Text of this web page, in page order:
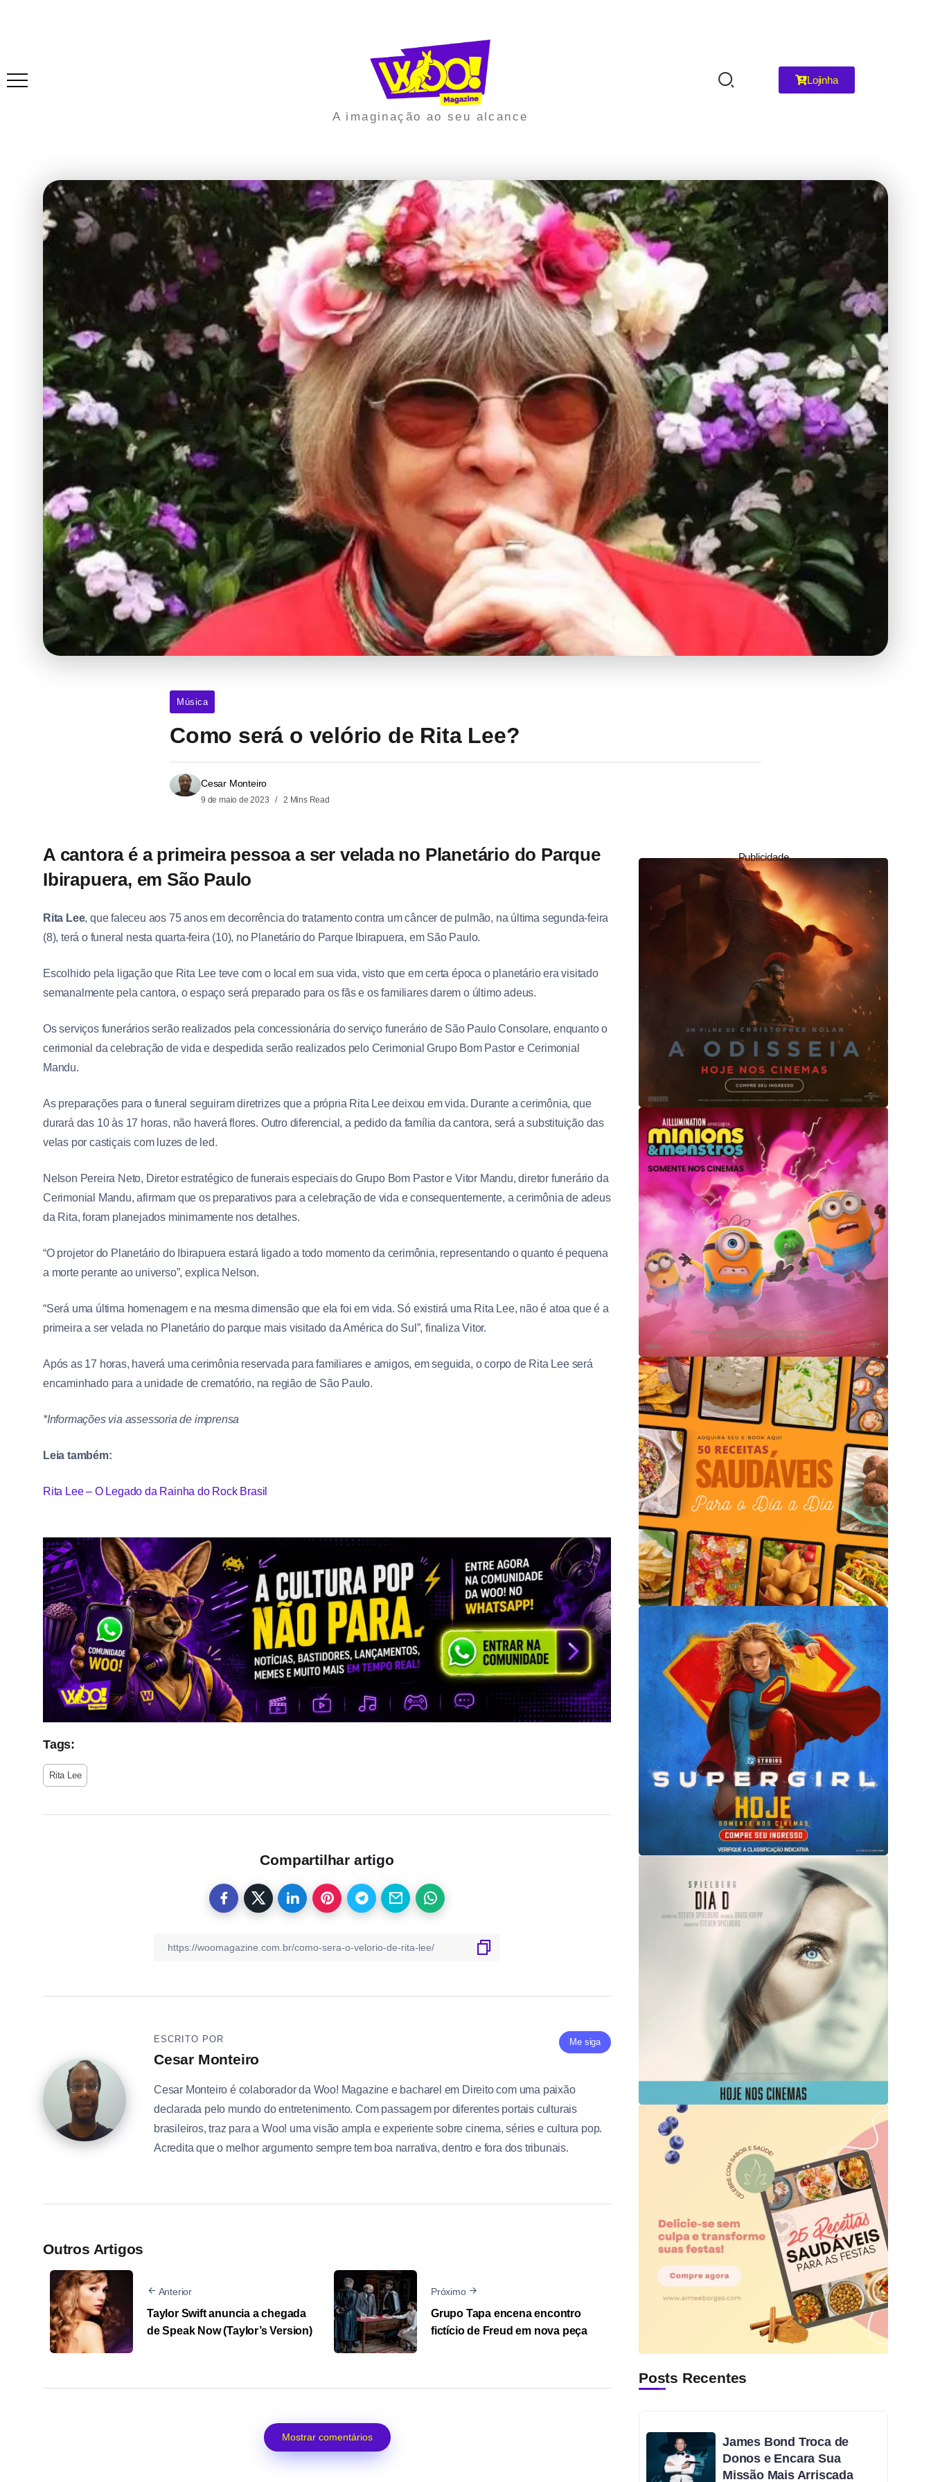
A imaginação ao seu alcance
Lojinha
Música
Como será o velório de Rita Lee?
Cesar Monteiro
9 de maio de 2023 2 Mins Read
A cantora é a primeira pessoa a ser velada no Planetário do Parque
Ibirapuera, em São Paulo
Rita Lee, que faleceu aos 75 anos em decorrência do tratamento contra um câncer de pulmão, na última segunda-feira
(8), terá o funeral nesta quarta-feira (10), no Planetário do Parque Ibirapuera, em São Paulo.
Escolhido pela ligação que Rita Lee teve com o local em sua vida, visto que em certa época o planetário era visitado
semanalmente pela cantora, o espaço será preparado para os fãs e os familiares darem o último adeus.
Os serviços funerários serão realizados pela concessionária do serviço funerário de São Paulo Consolare, enquanto o
cerimonial da celebração de vida e despedida serão realizados pelo Cerimonial Grupo Bom Pastor e Cerimonial
Mandu.
As preparações para o funeral seguiram diretrizes que a própria Rita Lee deixou em vida. Durante a cerimônia, que
durará das 10 às 17 horas, não haverá flores. Outro diferencial, a pedido da família da cantora, será a substituição das
velas por castiçais com luzes de led.
Nelson Pereira Neto, Diretor estratégico de funerais especiais do Grupo Bom Pastor e Vitor Mandu, diretor funerário da
Cerimonial Mandu, afirmam que os preparativos para a celebração de vida e consequentemente, a cerimônia de adeus
da Rita, foram planejados minimamente nos detalhes.
“O projetor do Planetário do Ibirapuera estará ligado a todo momento da cerimônia, representando o quanto é pequena
a morte perante ao universo”, explica Nelson.
“Será uma última homenagem e na mesma dimensão que ela foi em vida. Só existirá uma Rita Lee, não é atoa que é a
primeira a ser velada no Planetário do parque mais visitado da América do Sul”, finaliza Vitor.
Após as 17 horas, haverá uma cerimônia reservada para familiares e amigos, em seguida, o corpo de Rita Lee será
encaminhado para a unidade de crematório, na região de São Paulo.
*Informações via assessoria de imprensa
Leia também:
Rita Lee – O Legado da Rainha do Rock Brasil
Tags:
Rita Lee
Compartilhar artigo
Me siga
ESCRITO POR
Cesar Monteiro
Cesar Monteiro é colaborador da Woo! Magazine e bacharel em Direito com uma paixão
declarada pelo mundo do entretenimento. Com passagem por diferentes portais culturais
brasileiros, traz para a Woo! uma visão ampla e experiente sobre cinema, séries e cultura pop.
Acredita que o melhor argumento sempre tem boa narrativa, dentro e fora dos tribunais.
Outros Artigos
Anterior
Taylor Swift anuncia a chegada
de Speak Now (Taylor’s Version)
Próximo
Grupo Tapa encena encontro
fictício de Freud em nova peça
Mostrar comentários
Publicidade
Posts Recentes
James Bond Troca de
Donos e Encara Sua
Missão Mais Arriscada